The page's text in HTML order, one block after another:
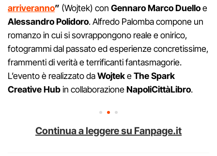
arriveranno” (Wojtek) con Gennaro Marco Duelloe
Alessandro Polidoro. Alfredo Palomba compone un
romanzo in cui si sovrappongono reale e onirico,
fotogrammi dal passato ed esperienze concretissime,
frammenti di verità e terrificanti fantasmagorie.
L’evento è realizzato daWojtekeThe Spark
CreativeHubin collaborazioneNapoliCittàLibro.
Continua a leggere su Fanpage.it